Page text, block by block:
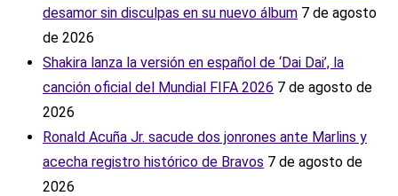
desamor sin disculpas en su nuevo álbum 7 de agosto
de 2026
Shakira lanza la versión en español de ‘Dai Dai’, la
canción oficial del Mundial FIFA 2026 7 de agosto de
2026
Ronald Acuña Jr. sacude dos jonrones ante Marlins y
acecha registro histórico de Bravos 7 de agosto de
2026